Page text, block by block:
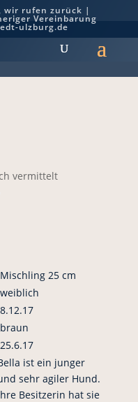
wir rufen zurück |
Vereinbarung
ulzburg.de
vermittelt
Mischling 25 cm
weiblich
8.12.17
braun
25.6.17
ist ein junger
sehr agiler Hund.
Besitzerin hat sie